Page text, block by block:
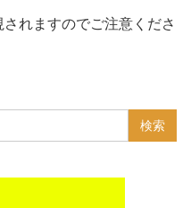
れますのでご注意くださ